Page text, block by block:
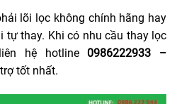
lõi lọc không chính hãng hay
tự thay. Khi có nhu cầu thay lọc
hệ hotline
0986222933 –
tốt nhất.